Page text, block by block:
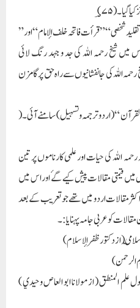
شخصی “ ” قرأت فاتحہ خلف الإمام “ اور ”
میں شیخ رحمہ اللہ کی جد و جہد رنگ لائی
شیخ رحمہ اللہ کی جانفشانیوں سے راہ حق پر گامزن
“ ( اردو ترجمہ و تسہیل ) سامنے آئی ۔ (
رحمہ اللہ کی حیات اور علمی کارناموں پر تین
تھا ، جس میں قیمتی مقالات پیش کیے گۓ اور اس میں
مقالات اردو میں تھے جو تعریب کے بعد
کو عربی جامہ پہنایا:۔
علم المنطق ( از مولانا ابو العاص وحيدي )